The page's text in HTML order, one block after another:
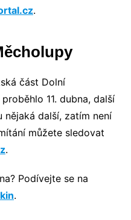
.
část Dolní
11. dubna, další
nějaká další, zatím není
můžete sledovat
.
Podívejte se na
.